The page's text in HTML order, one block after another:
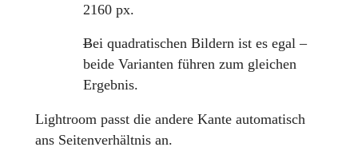
2160 px.
Bei quadratischen Bildern ist es egal –
beide Varianten führen zum gleichen
Ergebnis.
Lightroom passt die andere Kante automatisch
ans Seitenverhältnis an.